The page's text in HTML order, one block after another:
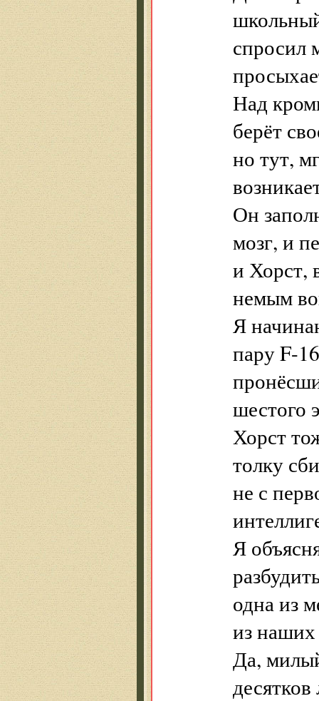
спросил
Над
берёт
но тут,
Он
мозг, и
и Хорст,
немым
Я
пару F-
шестого
Хорст
толку
не с
Я
одна из
из
Да,
десятков